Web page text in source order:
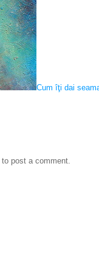
Cum îţi dai
to post a comment.